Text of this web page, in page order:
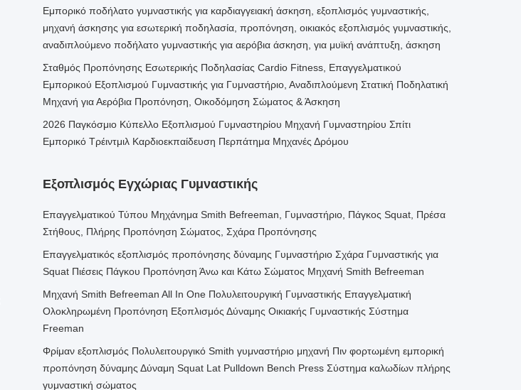
Εμπορικό ποδήλατο γυμναστικής για καρδιαγγειακή άσκηση, εξοπλισμός γυμναστικής,
μηχανή άσκησης για εσωτερική ποδηλασία, προπόνηση, οικιακός εξοπλισμός γυμναστικής,
αναδιπλούμενο ποδήλατο γυμναστικής για αερόβια άσκηση, για μυϊκή ανάπτυξη, άσκηση
Σταθμός Προπόνησης Εσωτερικής Ποδηλασίας Cardio Fitness, Επαγγελματικού
Εμπορικού Εξοπλισμού Γυμναστικής για Γυμναστήριο, Αναδιπλούμενη Στατική Ποδηλατική
Μηχανή για Αερόβια Προπόνηση, Οικοδόμηση Σώματος & Άσκηση
2026 Παγκόσμιο Κύπελλο Εξοπλισμού Γυμναστηρίου Μηχανή Γυμναστηρίου Σπίτι
Εμπορικό Τρέιντμιλ Καρδιοεκπαίδευση Περπάτημα Μηχανές Δρόμου
Εξοπλισμός Εγχώριας Γυμναστικής
Επαγγελματικού Τύπου Μηχάνημα Smith Befreeman, Γυμναστήριο, Πάγκος Squat, Πρέσα
Στήθους, Πλήρης Προπόνηση Σώματος, Σχάρα Προπόνησης
Επαγγελματικός εξοπλισμός προπόνησης δύναμης Γυμναστήριο Σχάρα Γυμναστικής για
Squat Πιέσεις Πάγκου Προπόνηση Άνω και Κάτω Σώματος Μηχανή Smith Befreeman
Μηχανή Smith Befreeman All In One Πολυλειτουργική Γυμναστικής Επαγγελματική
Ολοκληρωμένη Προπόνηση Εξοπλισμός Δύναμης Οικιακής Γυμναστικής Σύστημα
Freeman
Φρίμαν εξοπλισμός Πολυλειτουργικό Smith γυμναστήριο μηχανή Πιν φορτωμένη εμπορική
προπόνηση δύναμης Δύναμη Squat Lat Pulldown Bench Press Σύστημα καλωδίων πλήρης
γυμναστική σώματος